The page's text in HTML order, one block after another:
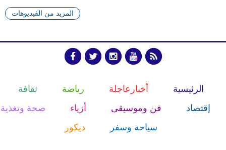
المزيد من الفيديوهات
الرئيسية أخبارعاجلة رياضة
ثقافة
إقتصاد
فن وموسيقى أزياء
صحة وتغذية
سياحة وسفر
ديكور